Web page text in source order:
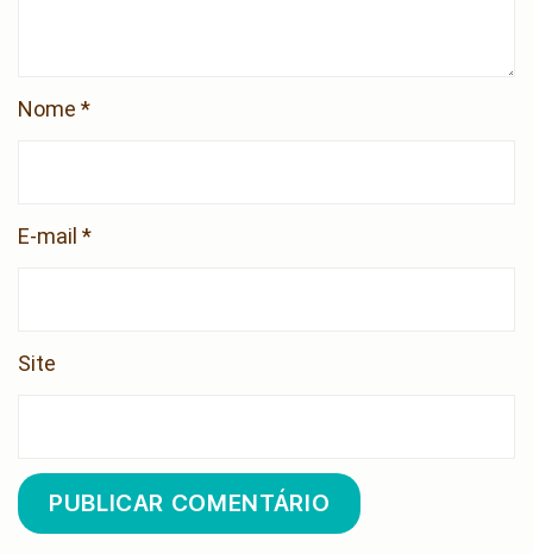
Nome *
E-mail *
Site